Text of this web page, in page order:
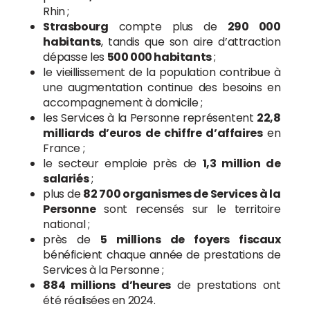
Rhin ;
Strasbourg compte plus de 290 000
habitants, tandis que son aire d’attraction
dépasse les 500 000 habitants;
le vieillissement de la population contribue à
une augmentation continue des besoins en
accompagnement à domicile ;
les Services à la Personne représentent 22,8
milliards d’euros de chiffre d’affairesen
France ;
le secteur emploie près de 1,3 million de
salariés;
plus de82 700 organismes de Services à la
Personnesont recensés sur le territoire
national ;
près de 5 millions de foyers fiscaux
bénéficient chaque année de prestations de
Services à la Personne ;
884 millions d’heuresde prestations ont
été réalisées en 2024.